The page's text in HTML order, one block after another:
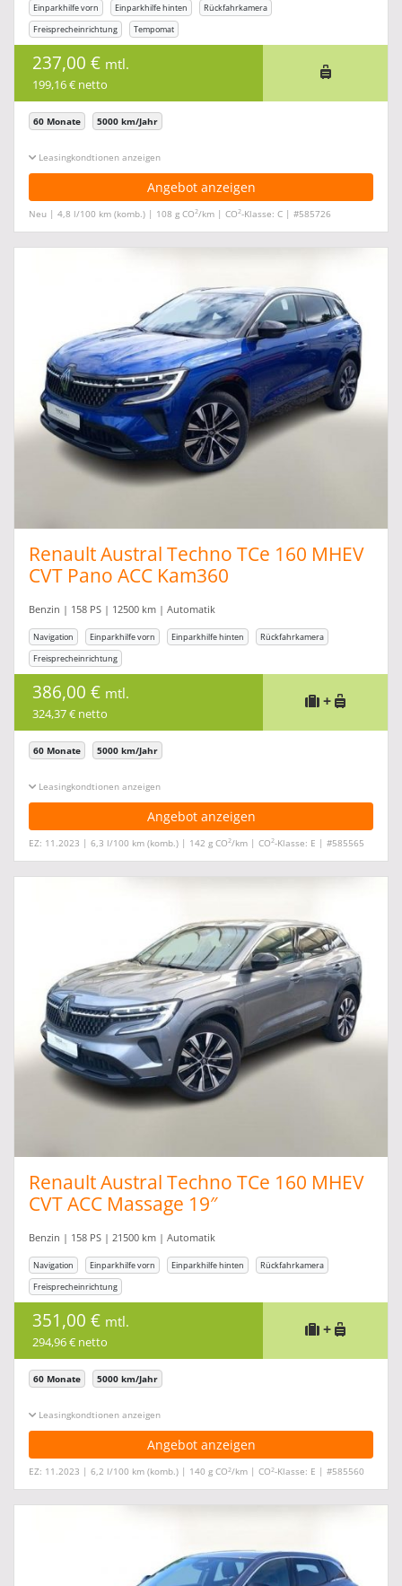
Einparkhilfe vorn Einparkhilfe hinten
Rückfahrkamera
Freisprecheinrichtung
Tempomat
237,00 € mtl.
199,16 € netto
60 Monate 5000 km/Jahr
Leasingkonditionen ein-/ausblenden
Angebot anzeigen
Neu | 4,8 l/100 km (komb.) | 108 g CO2/km | CO2-Klasse: C | #585726
Renault Austral Techno TCe 160 MHEV
CVT Pano ACC Kam360
Benzin | 158 PS | 12500 km | Automatik
Navigation Einparkhilfe vorn Einparkhilfe hinten
Rückfahrkamera
Freisprecheinrichtung
386,00 € mtl.
324,37 € netto
+
60 Monate 5000 km/Jahr
Leasingkonditionen ein-/ausblenden
Angebot anzeigen
EZ: 11.2023 | 6,3 l/100 km (komb.) | 142 g CO2/km | CO2-Klasse: E | #585565
Renault Austral Techno TCe 160 MHEV
CVT ACC Massage 19″
Benzin | 158 PS | 21500 km | Automatik
Navigation Einparkhilfe vorn Einparkhilfe hinten
Rückfahrkamera
Freisprecheinrichtung
351,00 € mtl.
294,96 € netto
+
60 Monate 5000 km/Jahr
Leasingkonditionen ein-/ausblenden
Angebot anzeigen
EZ: 11.2023 | 6,2 l/100 km (komb.) | 140 g CO2/km | CO2-Klasse: E | #585560